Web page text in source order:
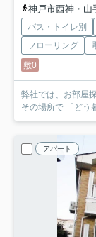
神戸市西神・山
バス・トイレ別
フローリング
敷0
弊社では、お部屋
その場所で 「どう
アパート